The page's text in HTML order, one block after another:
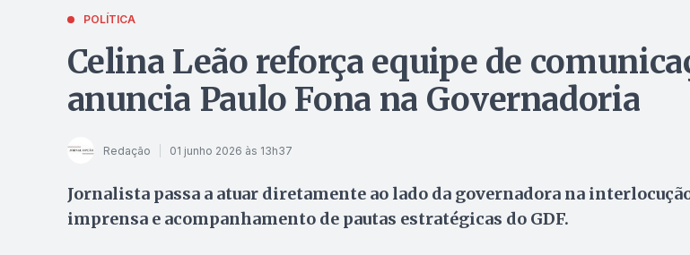
POLÍTICA
Celina Leão reforça equipe de
anuncia Paulo Fona na Governadoria
Redação 01 junho 2026 às 13h37
Jornalista passa a atuar diretamente ao lado da governadora na
imprensa e acompanhamento de pautas estratégicas do GDF.